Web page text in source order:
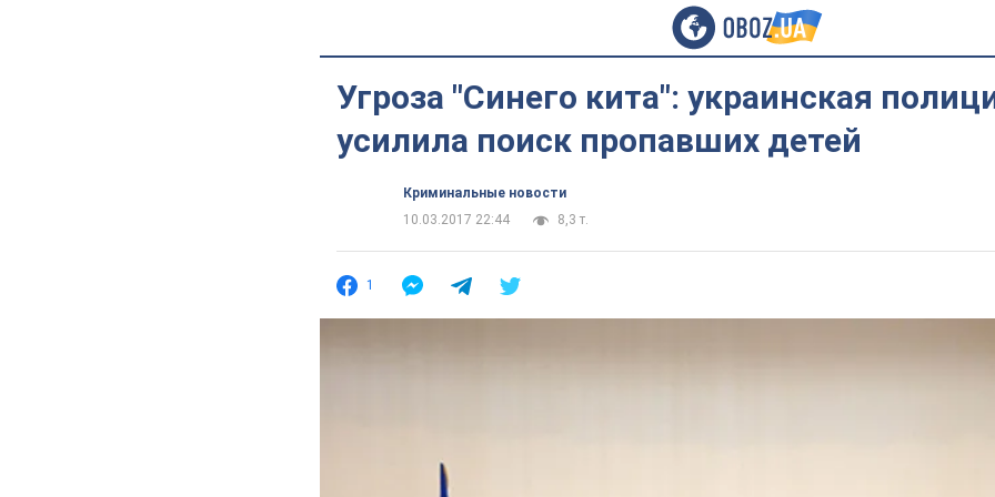
Угроза "Синего кита": украинская
усилила поиск пропавших детей
Криминальные новости
10.03.2017 22:44
8,3 т.
1